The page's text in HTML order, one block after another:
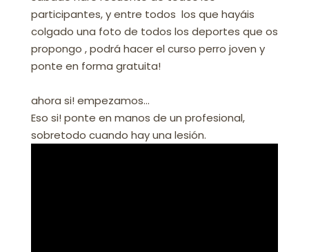
participantes, y entre todos los que hayáis
colgado una foto de todos los deportes que os
propongo , podrá hacer el curso perro joven y
ponte en forma gratuita!
ahora si! empezamos…
Eso si! ponte en manos de un profesional,
sobretodo cuando hay una lesión.